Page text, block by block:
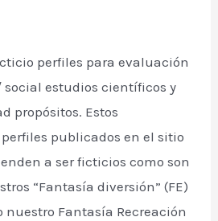
perfiles para evaluación
estudios científicos y
propósitos. Estos
publicados en el sitio
a ser ficticios como son
“Fantasía diversión” (FE)
nuestro Fantasía Recreación